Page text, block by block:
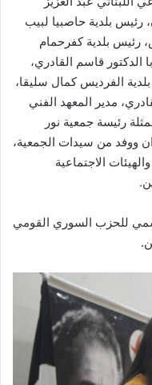
رئيس بلدية حاصبيا لبيب
رئيس بلدية كفرحمام
الدكتور قاسم القادري،
الفرديس كمال سليقا،
مدير المعهد الفني
رئيسة جمعية نور
ووفد من سيدات الجمعية،
الاجتماعية
للحزب السوري القومي